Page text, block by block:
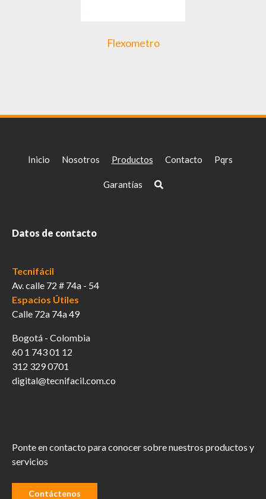
Flexometro
Inicio Nosotros Productos Contacto Pqrs
Garantías
Datos de contacto
Tecnifácil
Av. calle 72 # 74a - 54
Espacios Útiles
Calle 72a 74a 49
Bogotá - Colombia
60 1 743 01 12
312 329 0701
digital@tecnifacil.com.co
Ponte en contacto para conocer sobre nuestros productos y
servicios
Contáctenos